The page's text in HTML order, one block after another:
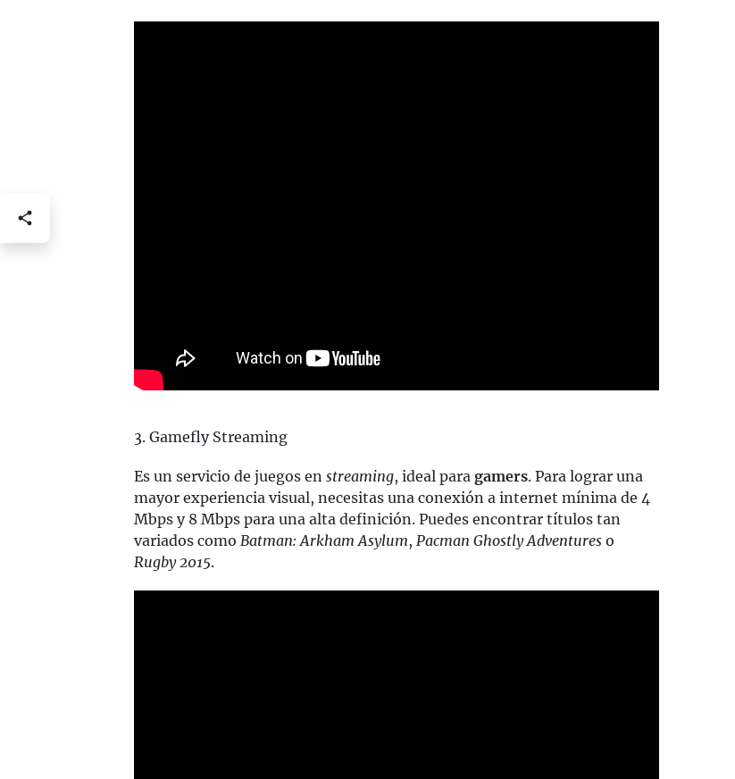
3. Gamefly Streaming
Es un servicio de juegos en streaming, ideal para gamers. Para lograr una
mayor experiencia visual, necesitas una conexión a internet mínima de 4
Mbps y 8 Mbps para una alta definición. Puedes encontrar títulos tan
variados como Batman: Arkham Asylum, Pacman Ghostly Adventures o
Rugby 2015.